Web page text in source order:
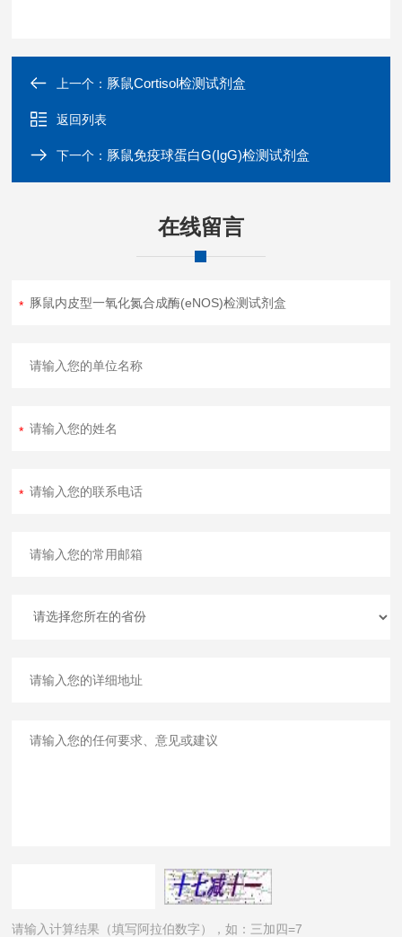
上一个： 豚鼠Cortisol检测试剂盒
返回列表
下一个： 豚鼠免疫球蛋白G(IgG)检测试剂盒
在线留言
请输入计算结果（填写阿拉伯数字），如：三加四=7